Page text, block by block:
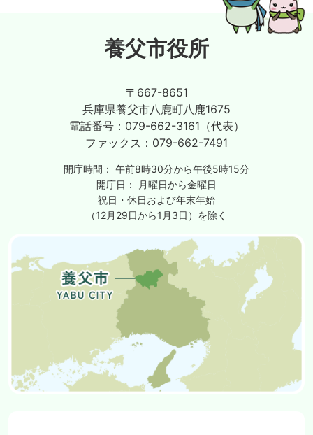
養父市役所
〒667-8651
兵庫県養父市八鹿町八鹿1675
電話番号： 079-662-3161（代表）
ファックス： 079-662-7491
開庁時間： 午前8時30分から午後5時15分
開庁日：
月曜日から金曜日
祝日・休日および年末年始
（12月29日から1月3日）を除く